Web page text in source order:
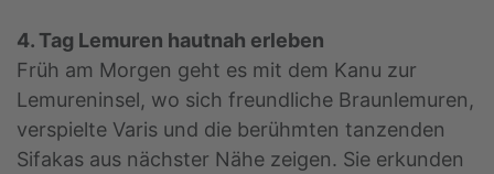
4. Tag Lemuren hautnah erleben
Früh am Morgen geht es mit dem Kanu zur
Lemureninsel, wo sich freundliche Braunlemuren,
verspielte Varis und die berühmten tanzenden
Sifakas aus nächster Nähe zeigen. Sie erkunden